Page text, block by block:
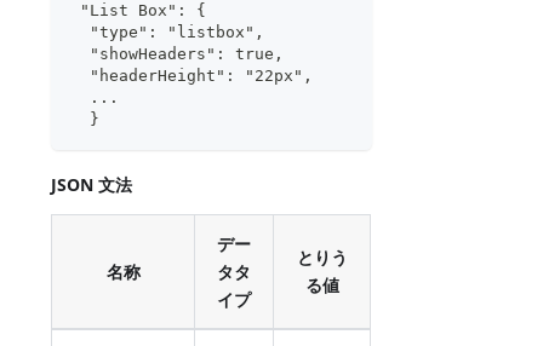
"List Box": {
  "type": "listbox",
  "showHeaders": true,
  "headerHeight": "22px",
  ...
  }
JSON 文法
名称
デー
タタ
イプ
とりう
る値